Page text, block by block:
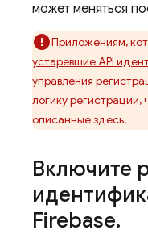
может меняться
Приложениям,
устаревшие API
управления
логику регистрации,
описанные здесь.
Включите
Firebase.